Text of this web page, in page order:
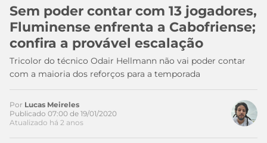
APOSTA
MELHORES
SITES
DE
APOSTAS
2026
CÓDIGO
COPA
DO
MUNDO
MEU
TIME
CAMPEONATOS
Sem poder contar com 13 jogadores,
Fluminense enfrenta a Cabofriense;
confira a provável escalação
Tricolor do técnico Odair Hellmann não vai poder contar
com a maioria dos reforços para a temporada
Por Lucas Meireles
Publicado 07:00 de 19/01/2020
Atualizado há 2 anos